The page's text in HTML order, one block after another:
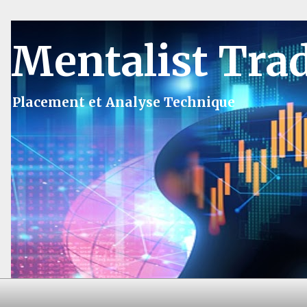
Mentalist
Placement et Analyse Technique